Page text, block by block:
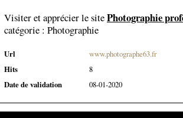
Visiter et apprécier le sitePhotographie
catégorie : Photographie
Url
www.photographe63.fr
Hits
8
Date de validation
08-01-2020